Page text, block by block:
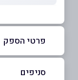
פרטי הספק
סניפים